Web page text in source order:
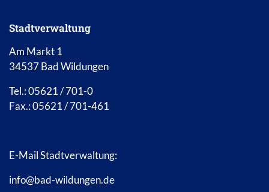
Stadtverwaltung
Am Markt 1
34537 Bad Wildungen
Tel.: 05621 / 701-0
Fax.: 05621 / 701-461
E-Mail Stadtverwaltung:
info@bad-wildungen.de